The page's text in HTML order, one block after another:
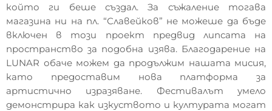
който ги беше създал. За съжаление тогава
магазина ни на пл. “Славейков” не можеше да бъде
включен в този проект предвид липсата на
пространство за подобна изява. Благодарение на
LUNAR обаче можем да продължим нашата мисия,
като предоставим нова платформа за
артистично изразяване. Фестивалът умело
демонстрира как изкуството и културата могат